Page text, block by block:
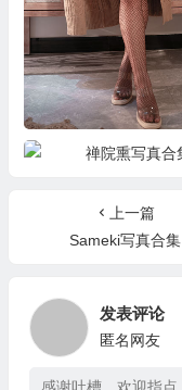
贞子蜜桃写真合集
上一篇
Sameki写真合集
发表评论
匿名网友